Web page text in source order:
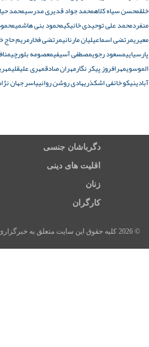
خلقمحسن سیاه کلاهمحمد جواد قدیری مدرسیمحمد
منفردمحمد علی توحیدی خانیکیمحمود بنی هاشمی
معیریمرتضی اسماعیلیان مارنانیمرتضی فخارمریم حاج
پارسیاییمسعود رجویمصطفی آسیفیمعصومه بلورچی
الموسویمهرافروز پیکر نگارمهران صادقمهری علیقلی
آبادینیکو خائفی اشکذریهادی روشن روانییاسر جهان
دگرباشان جنسی
اقلیت های دینی
زنان
کارگران
© 2026 کلیه حقوق این سایت متعلق به خبرگزاری هرانا، ارگان خبری مجموعه فعالان حقوق بشر در ایران است